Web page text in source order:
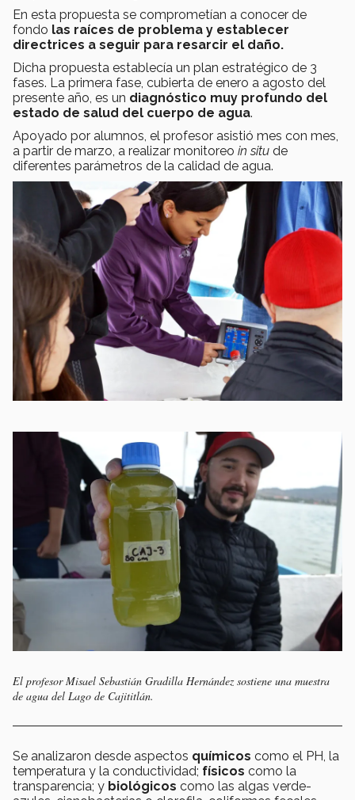
En esta propuesta se comprometían a conocer de
fondo las raíces de problema y establecer
directrices a seguir para resarcir el daño.
Dicha propuesta establecía un plan estratégico de 3
fases. La primera fase, cubierta de enero a agosto del
presente año, es un diagnóstico muy profundo del
estado de salud del cuerpo de agua.
Apoyado por alumnos, el profesor asistió mes con mes,
a partir de marzo, a realizar monitoreo in situ de
diferentes parámetros de la calidad de agua.
El profesor Misael Sebastián Gradilla Hernández sostiene una muestra
de agua del Lago de Cajititlán.
Se analizaron desde aspectos químicos como el PH, la
temperatura y la conductividad; físicos como la
transparencia; y biológicos como las algas verde-